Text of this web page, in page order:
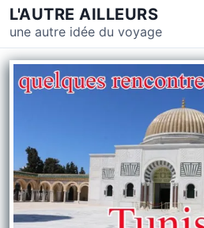
i
p
L'AUTRE AILLEURS
une autre idée du voyage